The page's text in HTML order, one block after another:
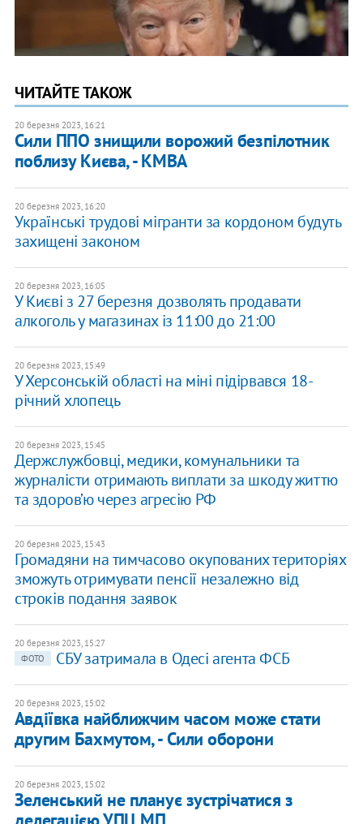
ЧИТАЙТЕ ТАКОЖ
20 березня 2023, 16:21
Сили ППО знищили ворожий безпілотник
поблизу Києва, - КМВА
20 березня 2023, 16:20
Українські трудові мігранти за кордоном будуть
захищені законом
20 березня 2023, 16:05
​У Києві з 27 березня дозволять продавати
алкоголь у магазинах із 11:00 до 21:00
20 березня 2023, 15:49
У Херсонській області на міні підірвався 18-
річний хлопець
20 березня 2023, 15:45
Держслужбовці, медики, комунальники та
журналісти отримають виплати за шкоду життю
та здоров’ю через агресію РФ
20 березня 2023, 15:43
​Громадяни на тимчасово окупованих територіях
зможуть отримувати пенсії незалежно від
строків подання заявок
20 березня 2023, 15:27
ФОТО
СБУ затримала в Одесі агента ФСБ
20 березня 2023, 15:02
Авдіївка найближчим часом може стати
другим Бахмутом, - Сили оборони
20 березня 2023, 15:02
Зеленський не планує зустрічатися з